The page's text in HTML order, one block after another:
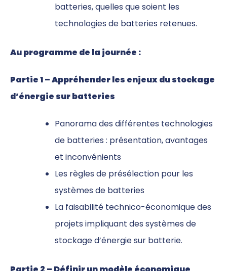
batteries, quelles que soient les
technologies de batteries retenues.
Au programme de la journée :
Partie 1 – Appréhender les enjeux du stockage
d’énergie sur batteries
Panorama des différentes technologies
de batteries : présentation, avantages
et inconvénients
Les règles de présélection pour les
systèmes de batteries
La faisabilité technico-économique des
projets impliquant des systèmes de
stockage d’énergie sur batterie.